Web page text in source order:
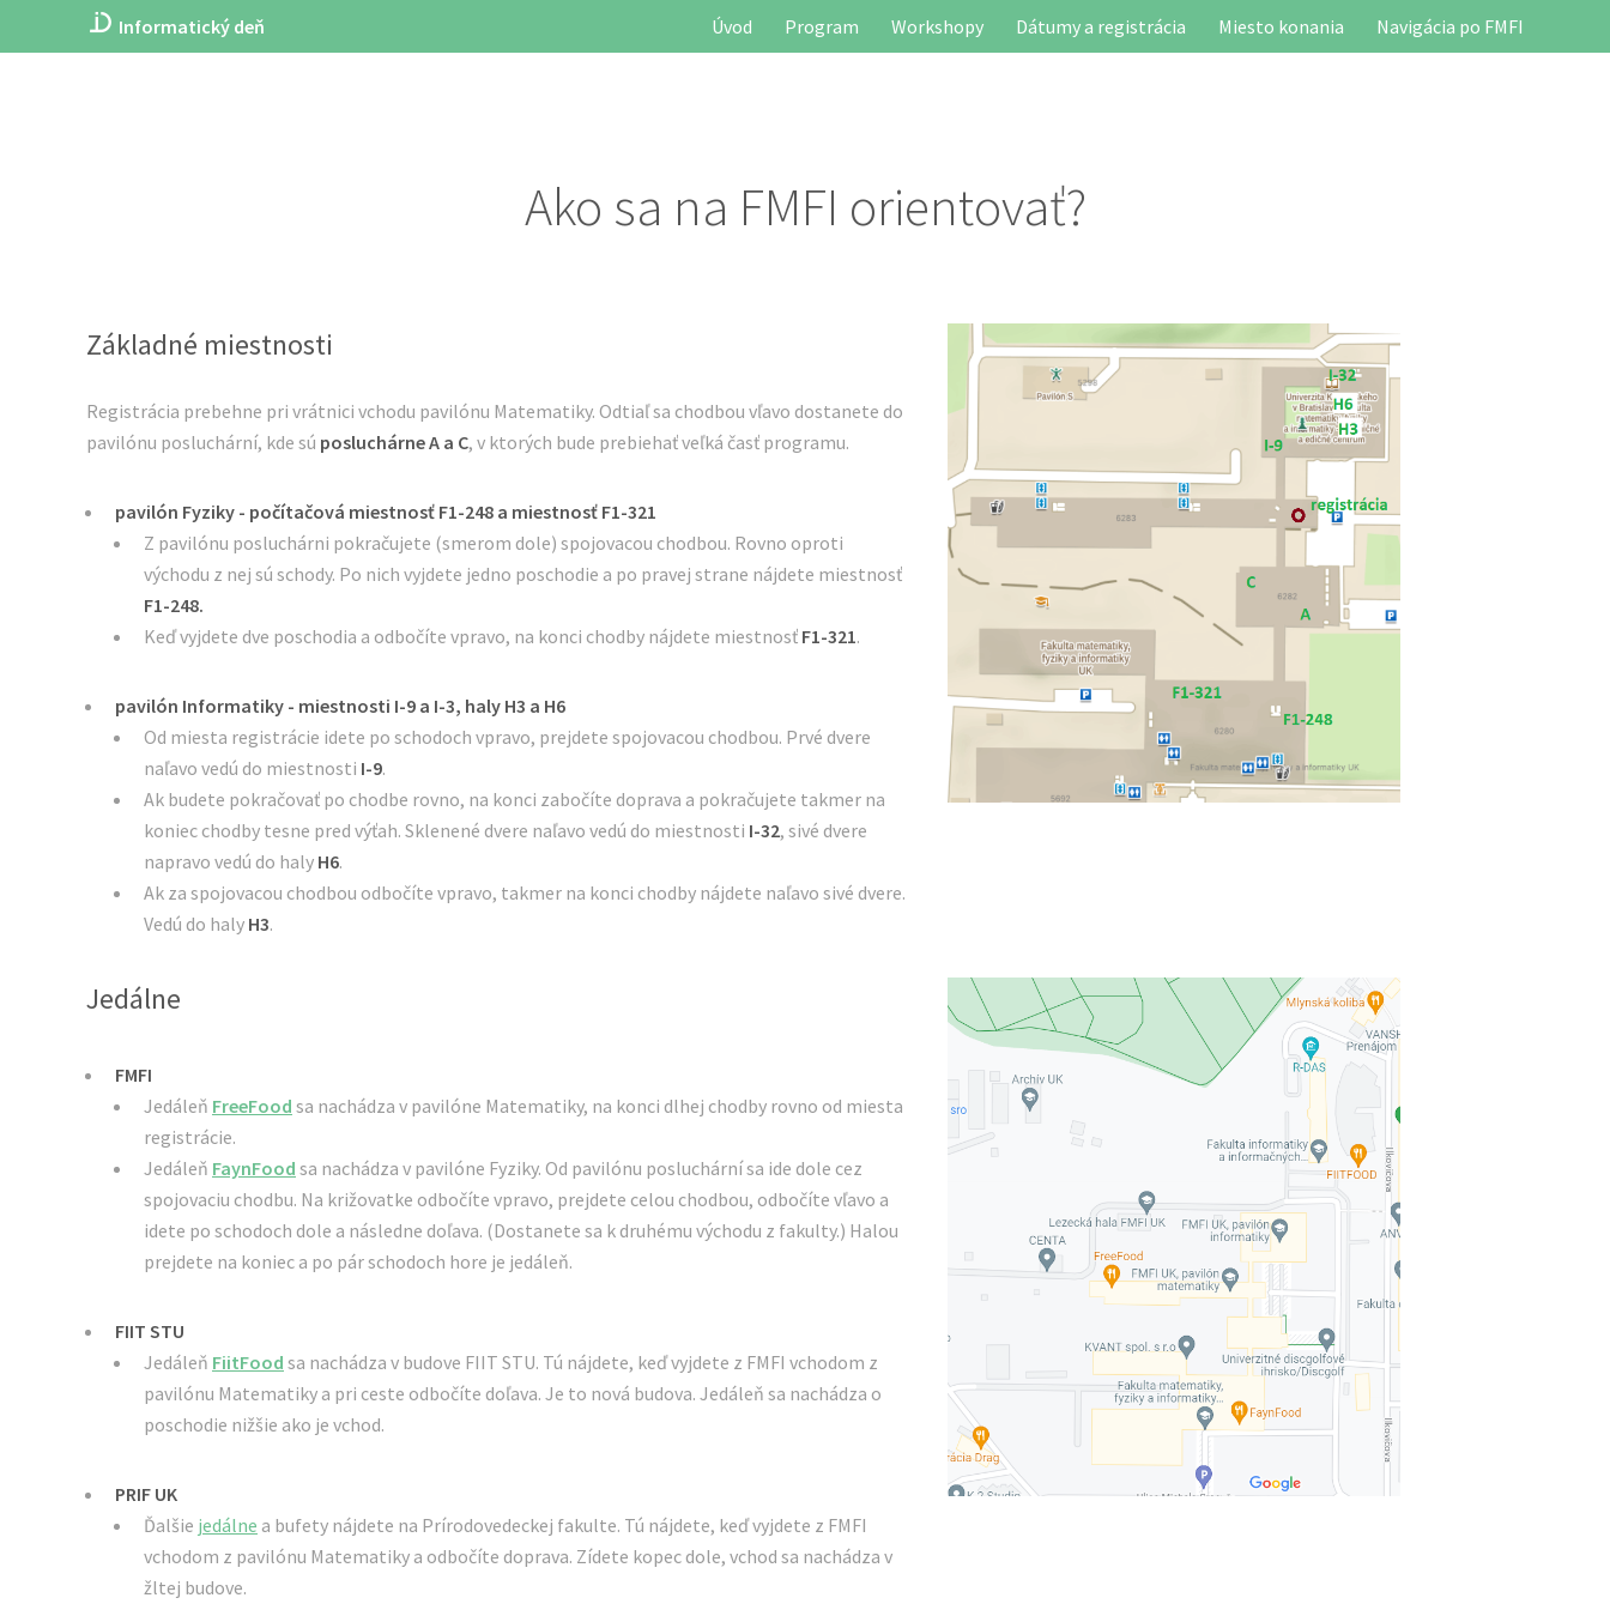
Informatický deň Úvod Program Workshopy Dátumy a registrácia Miesto konania Navigácia po FMFI
Ako sa na FMFI orientovať?
Základné miestnosti
Registrácia prebehne pri vrátnici vchodu pavilónu Matematiky. Odtiaľ sa chodbou vľavo dostanete do
pavilónu posluchární, kde sú posluchárne A a C, v ktorých bude prebiehať veľká časť programu.
pavilón Fyziky - počítačová miestnosť F1-248 a miestnosť F1-321
Z pavilónu posluchárni pokračujete (smerom dole) spojovacou chodbou. Rovno oproti
východu z nej sú schody. Po nich vyjdete jedno poschodie a po pravej strane nájdete miestnosť
F1-248.
Keď vyjdete dve poschodia a odbočíte vpravo, na konci chodby nájdete miestnosť F1-321.
pavilón Informatiky - miestnosti I-9 a I-3, haly H3 a H6
Od miesta registrácie idete po schodoch vpravo, prejdete spojovacou chodbou. Prvé dvere
naľavo vedú do miestnosti I-9.
Ak budete pokračovať po chodbe rovno, na konci zabočíte doprava a pokračujete takmer na
koniec chodby tesne pred výťah. Sklenené dvere naľavo vedú do miestnosti I-32, sivé dvere
napravo vedú do haly H6.
Ak za spojovacou chodbou odbočíte vpravo, takmer na konci chodby nájdete naľavo sivé dvere.
Vedú do haly H3.
Jedálne
FMFI
Jedáleň FreeFood sa nachádza v pavilóne Matematiky, na konci dlhej chodby rovno od miesta
registrácie.
Jedáleň FaynFood sa nachádza v pavilóne Fyziky. Od pavilónu posluchární sa ide dole cez
spojovaciu chodbu. Na križovatke odbočíte vpravo, prejdete celou chodbou, odbočíte vľavo a
idete po schodoch dole a následne doľava. (Dostanete sa k druhému východu z fakulty.) Halou
prejdete na koniec a po pár schodoch hore je jedáleň.
FIIT STU
Jedáleň FiitFood sa nachádza v budove FIIT STU. Tú nájdete, keď vyjdete z FMFI vchodom z
pavilónu Matematiky a pri ceste odbočíte doľava. Je to nová budova. Jedáleň sa nachádza o
poschodie nižšie ako je vchod.
PRIF UK
Ďalšie jedálne a bufety nájdete na Prírodovedeckej fakulte. Tú nájdete, keď vyjdete z FMFI
vchodom z pavilónu Matematiky a odbočíte doprava. Zídete kopec dole, vchod sa nachádza v
žltej budove.